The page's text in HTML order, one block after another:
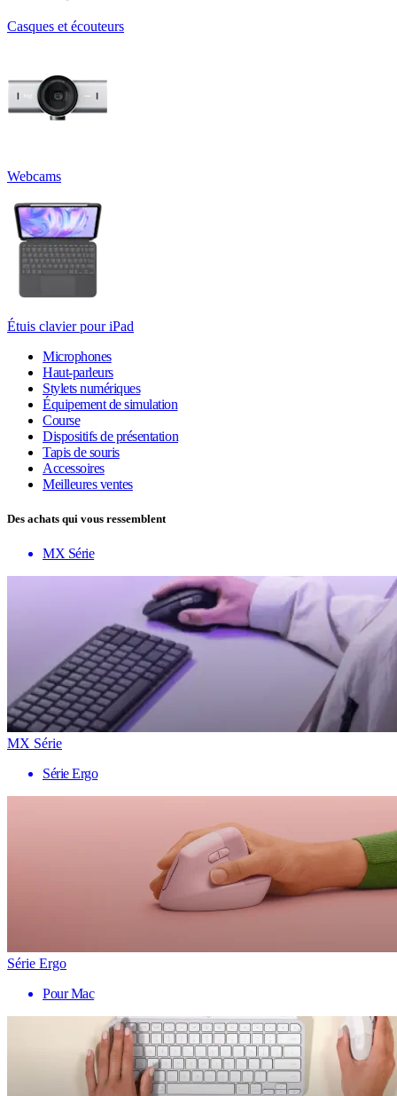
Casques et écouteurs
Webcams
Étuis clavier pour iPad
Microphones
Haut-parleurs
Stylets numériques
Équipement de simulation
Course
Dispositifs de présentation
Tapis de souris
Accessoires
Meilleures ventes
Des achats qui vous ressemblent
MX Série
MX Série
Série Ergo
Série Ergo
Pour Mac